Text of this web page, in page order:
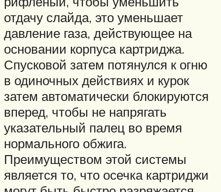
отдачу слайда, это уменьшает
давление газа, действующее на
основании корпуса картриджа.
Спусковой затем потянулся к огню
в одиночных действиях и курок
затем автоматически блокируются
вперед, чтобы не напрягать
указательный палец во время
нормального обжига.
Преимуществом этой системы
является то, что осечка картриджи